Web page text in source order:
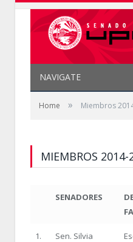
NAVIGATE
Home » Miembros
MIEMBROS 2014-
SENADORES
1.
Sen. Silvia